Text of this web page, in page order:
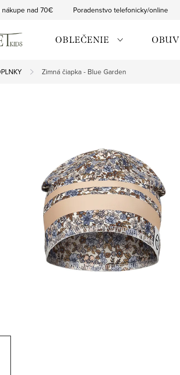
nákupe nad 70€ Poradenstvo telefonicky/online
OBLEČENIE OBUV
Zimná čiapka - Blue Garden